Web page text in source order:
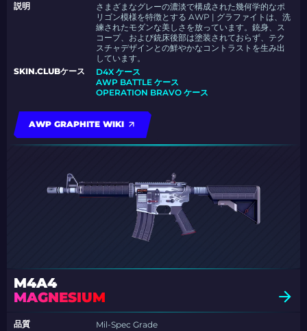
説明
さまざまなグレーの濃淡で構成された幾何学的なポ
リゴン模様を特徴とする AWP | グラファイトは、洗
練されたモダンな美しさを放っています。銃身、ス
コープ、および銃床後部は塗装されておらず、テク
スチャデザインとの鮮やかなコントラストを生み出
しています。
SKIN.CLUBケース
D4X ケース
AWP BATTLE ケース
OPERATION BRAVO ケース
AWP GRAPHITE WIKI
M4A4
MAGNESIUM
品質
Mil-Spec Grade